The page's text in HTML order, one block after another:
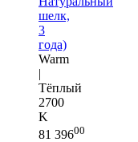
шелк,
3
года)
Warm
|
Тёплый
2700
K
81 39600